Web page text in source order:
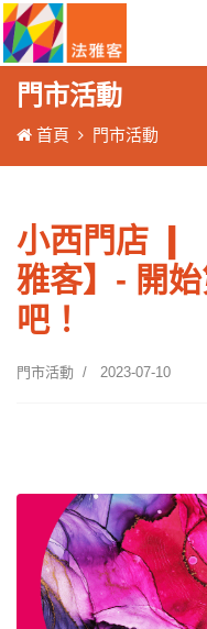
門市活動
首頁 門市活動
小西門店 ❙
雅客】- 開
吧！
門市活動 2023-07-10